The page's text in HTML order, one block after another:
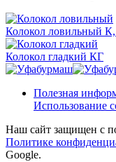
Колокол ловильный
Колокол гладкий КГ
Полезная
Использование
Наш сайт защищен с
Политике
Google.